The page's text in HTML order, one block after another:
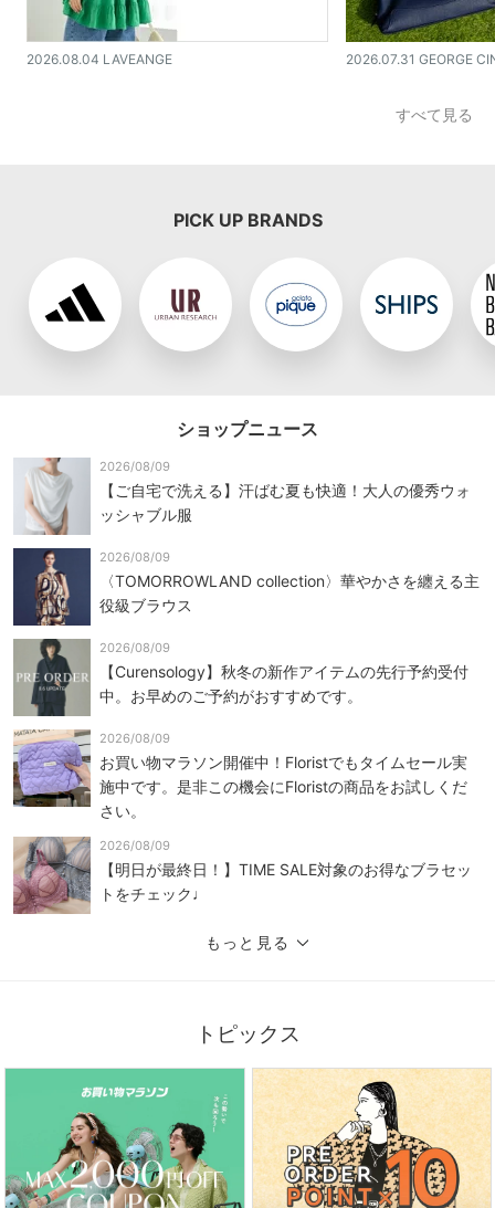
2026.08.04 LAVEANGE 2026.07.31 GEORGE
すべて見る
PICK UP BRANDS
ショップニュース
2026/08/09
【ご自宅で洗える】汗ばむ夏も快適！大人の優秀ウォ
ッシャブル服
2026/08/09
〈TOMORROWLAND collection〉華やかさを纏える主
役級ブラウス
2026/08/09
【Curensology】秋冬の新作アイテムの先行予約受付
中。お早めのご予約がおすすめです。
2026/08/09
お買い物マラソン開催中！Floristでもタイムセール実
施中です。是非この機会にFloristの商品をお試しくだ
さい。
2026/08/09
【明日が最終日！】TIME SALE対象のお得なブラセッ
トをチェック♩
もっと見る
トピックス